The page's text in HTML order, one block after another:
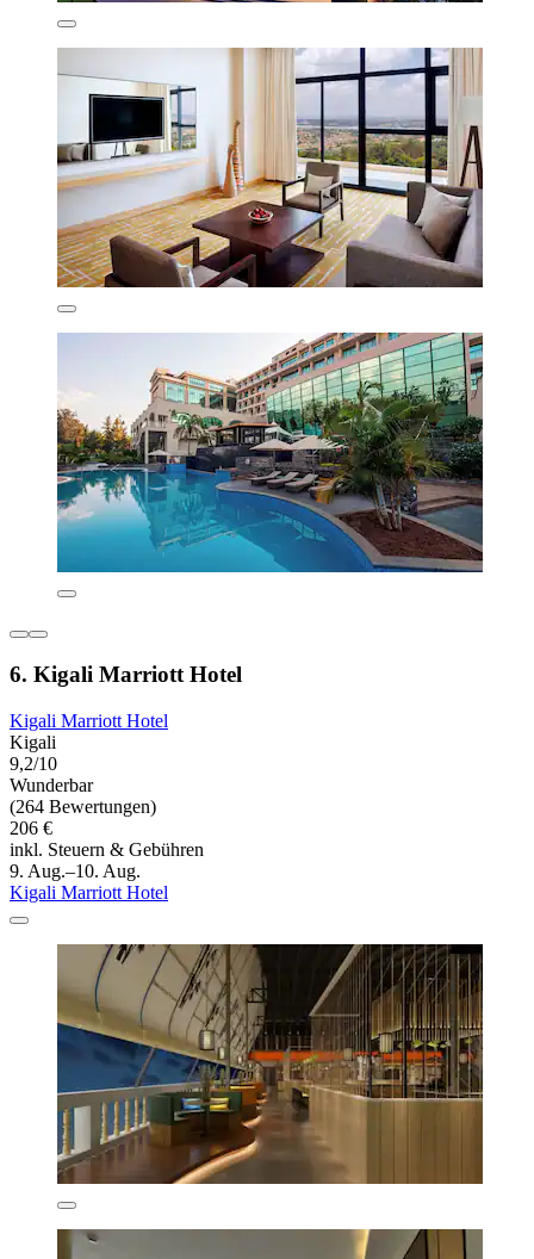
6. Kigali Marriott Hotel
Kigali Marriott Hotel
Kigali
9,2/10
Wunderbar
(264 Bewertungen)
206 €
inkl. Steuern & Gebühren
9. Aug.–10. Aug.
Kigali Marriott Hotel